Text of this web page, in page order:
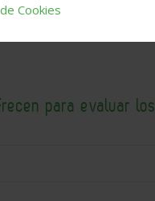
para evaluar los
Cookies